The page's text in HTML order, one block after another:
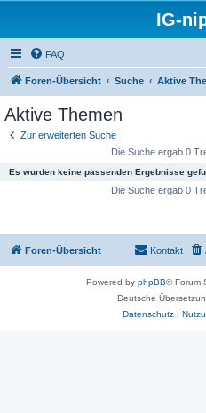
IG-
FAQ
Foren-Übersicht Suche Aktive
Aktive Themen
Zur erweiterten Suche
Die Suche ergab 0
Es wurden keine passenden Ergebnisse
Die Suche ergab 0
Foren-Übersicht Kontakt
Powered by phpBB® Forum
Deutsche
Datenschutz|